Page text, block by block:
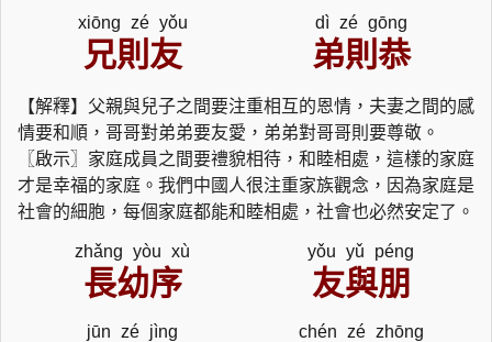
xiōng zé yǒu dì zé gōng
兄則友 弟則恭
【解釋】父親與兒子之間要注重相互的恩情，夫妻之間的感
情要和順，哥哥對弟弟要友愛，弟弟對哥哥則要尊敬。
〖啟示〗家庭成員之間要禮貌相待，和睦相處，這樣的家庭
才是幸福的家庭。我們中國人很注重家族觀念，因為家庭是
社會的細胞，每個家庭都能和睦相處，社會也必然安定了。
zhǎng yòu xù yǒu yǔ péng
長幼序 友與朋
jūn zé jìng chén zé zhōng